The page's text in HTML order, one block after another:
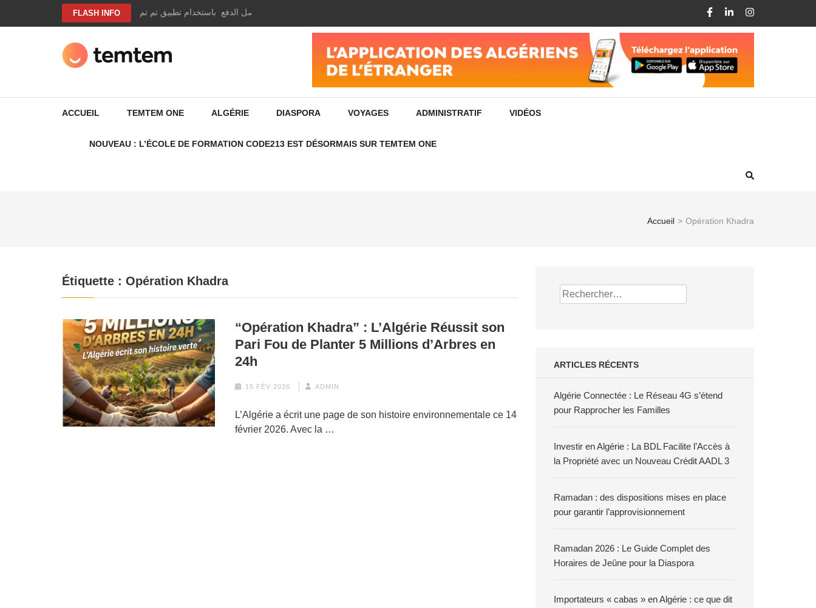
FLASH INFO ادفع فواتير الإنترنت الخاصة بك بسهولة ومجانًا عن طريق تصوير وصل الدفع باستخدام تطبيق تم تم
ACCUEIL TEMTEM ONE ALGÉRIE DIASPORA VOYAGES ADMINISTRATIF VIDÉOS
NOUVEAU : L’ÉCOLE DE FORMATION CODE213 EST DÉSORMAIS SUR TEMTEM ONE
Accueil > Opération Khadra
Étiquette : Opération Khadra
“Opération Khadra” : L’Algérie Réussit son
Pari Fou de Planter 5 Millions d’Arbres en
24h
15 FÉV 2026 ADMIN
L’Algérie a écrit une page de son histoire environnementale ce 14
février 2026. Avec la …
Rechercher :
ARTICLES RÉCENTS
Algérie Connectée : Le Réseau 4G s’étend
pour Rapprocher les Familles
Investir en Algérie : La BDL Facilite l’Accès à
la Propriété avec un Nouveau Crédit AADL 3
Ramadan : des dispositions mises en place
pour garantir l’approvisionnement
Ramadan 2026 : Le Guide Complet des
Horaires de Jeûne pour la Diaspora
Importateurs « cabas » en Algérie : ce que dit